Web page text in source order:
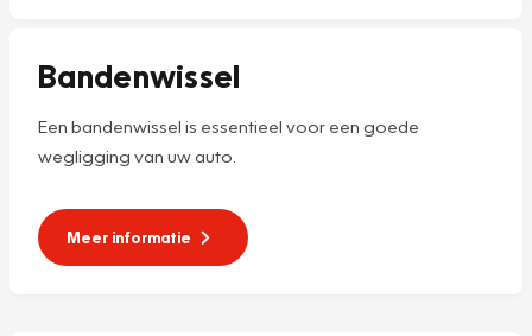
Bandenwissel
Een bandenwissel is essentieel voor een goede
wegligging van uw auto.
Meer informatie